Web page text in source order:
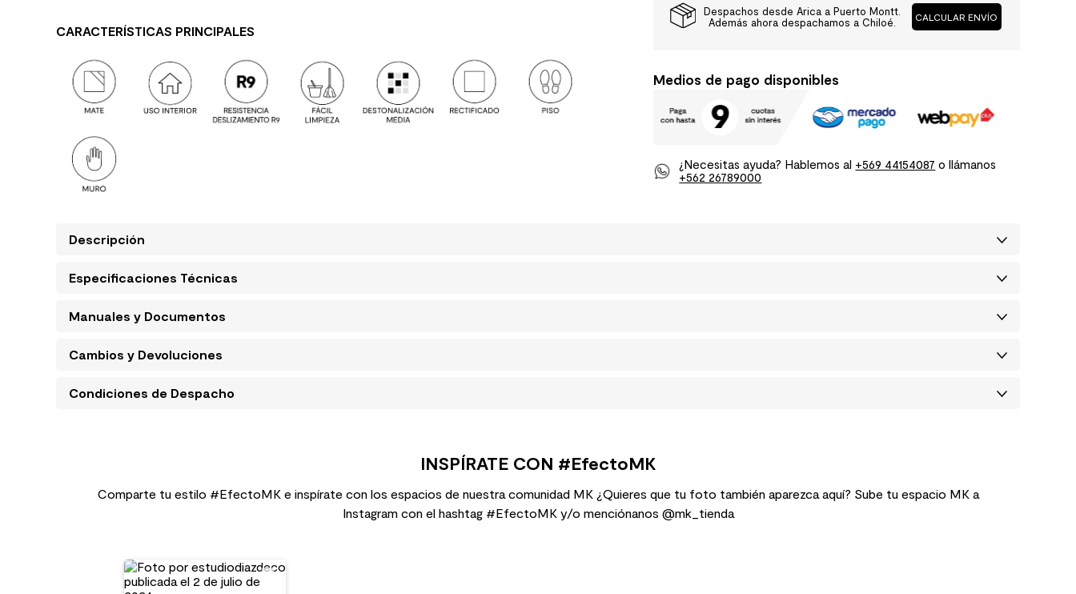
CARACTERÍSTICAS PRINCIPALES
Despachos desde Arica a Puerto Montt.
Además ahora despachamos a Chiloé.
CALCULAR ENVÍO
Medios de pago disponibles
¿Necesitas ayuda? Hablemos al +569 44154087 o llámanos
+562 26789000
Descripción
Especificaciones Técnicas
Manuales y Documentos
Cambios y Devoluciones
Condiciones de Despacho
INSPÍRATE CON #EfectoMK
Comparte tu estilo #EfectoMK e inspírate con los espacios de nuestra comunidad MK ¿Quieres que tu foto también aparezca aquí? Sube tu espacio MK a
Instagram con el hashtag #EfectoMK y/o menciónanos @mk_tienda